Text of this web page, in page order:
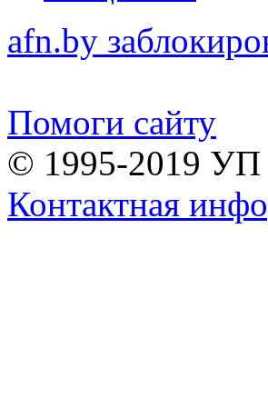
afn.by
Помоги сайту
© 1995-2019 УП
Контактная